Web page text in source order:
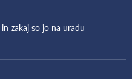
zakaj so jo na uradu